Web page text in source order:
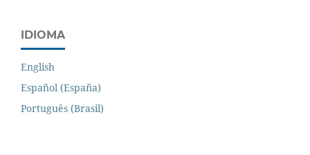
IDIOMA
English
Español (España)
Português (Brasil)